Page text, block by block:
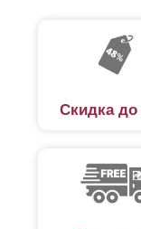
Скидка до